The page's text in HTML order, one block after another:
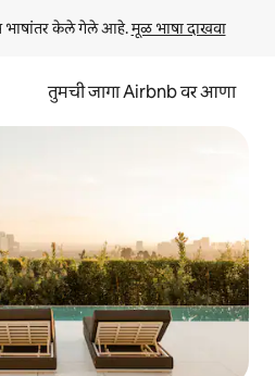
भाषांतर केले गेले आहे. मूळ भाषा दाखवा
तुमची जागा Airbnb वर आणा